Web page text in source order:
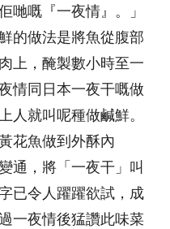
哋嘅『一夜情』。」
的做法是將魚從腹部
上，醃製數小時至一
情同日本一夜干嘅做
人就叫呢種做鹹鮮。
花魚做到外酥內
通，將「一夜干」叫
已令人躍躍欲試，成
一夜情後猛讚此味菜